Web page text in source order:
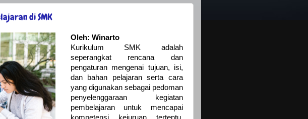
di SMK
Oleh: Winarto
Kurikulum SMK adalah
seperangkat rencana dan
pengaturan mengenai tujuan, isi,
dan bahan pelajaran serta cara
yang digunakan sebagai pedoman
penyelenggaraan kegiatan
pembelajaran untuk mencapai